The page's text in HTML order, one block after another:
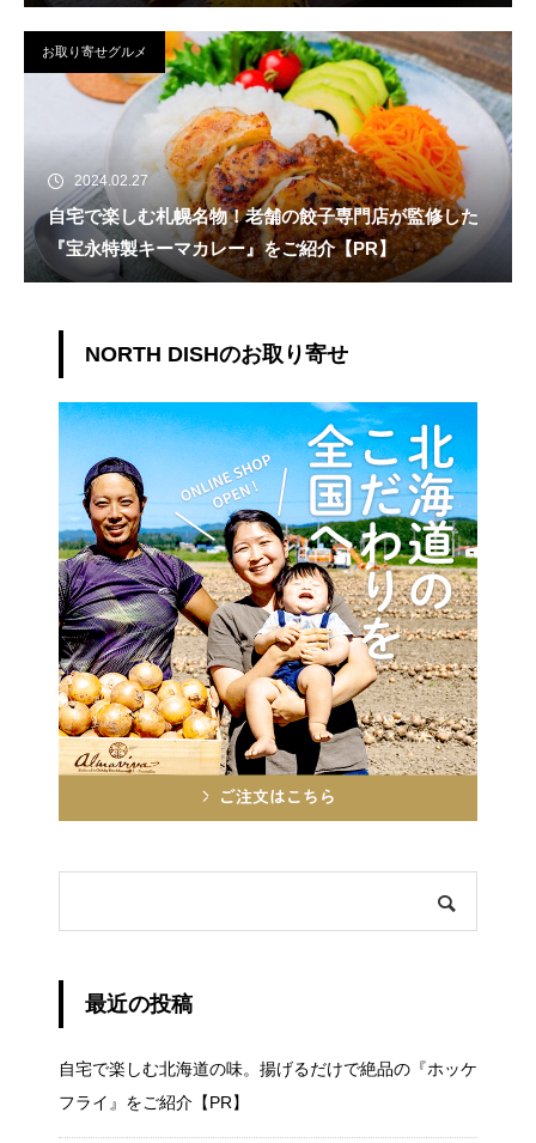
お取り寄せグルメ
2024.02.27
自宅で楽しむ札幌名物！老舗の餃子専門店が監修した
『宝永特製キーマカレー』をご紹介【PR】
NORTH DISHのお取り寄せ
最近の投稿
自宅で楽しむ北海道の味。揚げるだけで絶品の『ホッケ
フライ』をご紹介【PR】